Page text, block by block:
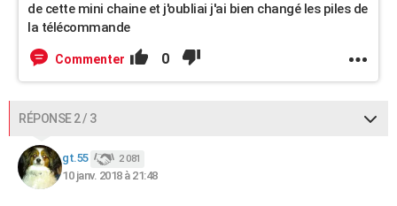
de cette mini chaine et j'oubliai j'ai bien changé les piles de
la télécommande
Commenter 0
RÉPONSE 2 / 3
gt.55 2 081
10 janv. 2018 à 21:48